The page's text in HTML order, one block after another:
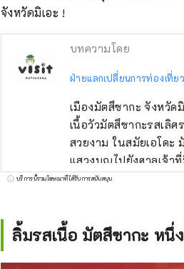
จังหวัดมิเอะ !
บทความโดย
ฝ่ายแลกเปลี่ยนการท่องเที่ย
เมืองมัตสึซากะ จังหวัด
เนื้อวัวมัตสึซากะรสเลิ
สวยงาม ในสมัยเอโดะ
แสวงบุญไปยังศาลเจ้า
ฝ้ายมัตสึซากะในเอโดะ
บริการนี้รวมโฆษณาที่ได้รับการสนับสนุน
ลิ้มรสเนื้อ มัตสึซากะ ห